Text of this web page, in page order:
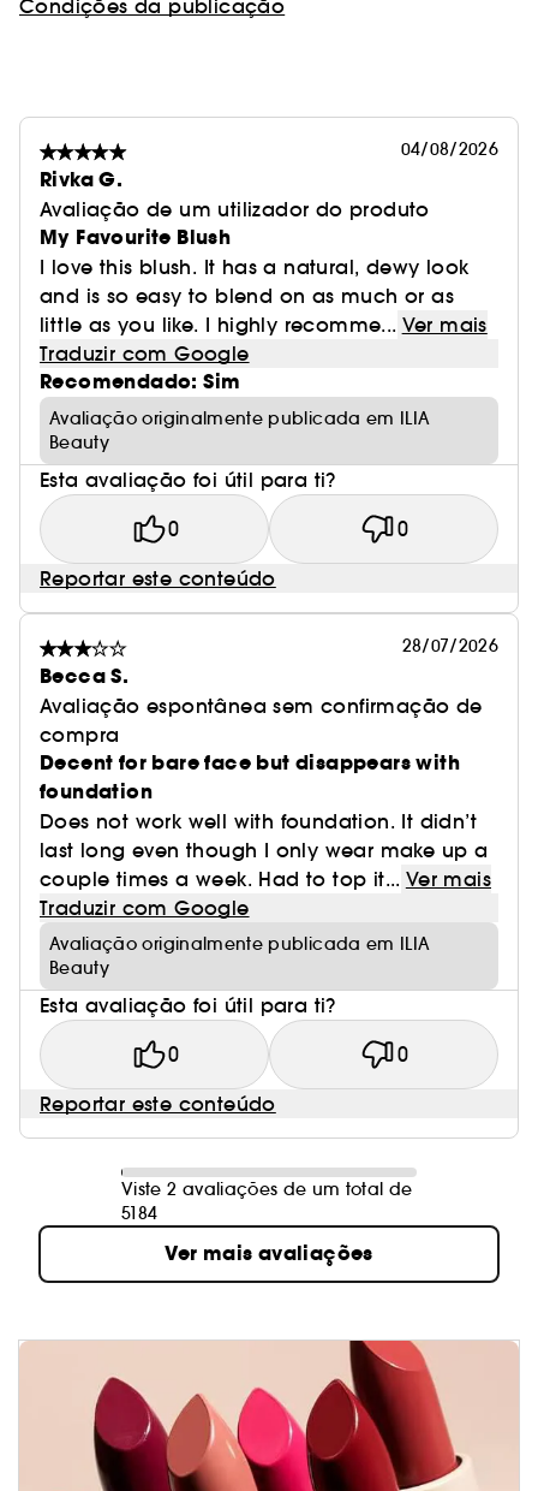
Condições da publicação
04/08/2026
Rivka G.
Avaliação de um utilizador do produto
My Favourite Blush
I love this blush. It has a natural, dewy look
and is so easy to blend on as much or as
little as you like. I highly recomme... Ver mais
Traduzir com Google
Recomendado: Sim
Avaliação originalmente publicada em ILIA
Beauty
Esta avaliação foi útil para ti?
0 0
Reportar este conteúdo
28/07/2026
Becca S.
Avaliação espontânea sem confirmação de
compra
Decent for bare face but disappears with
foundation
Does not work well with foundation. It didn’t
last long even though I only wear make up a
couple times a week. Had to top it... Ver mais
Traduzir com Google
Avaliação originalmente publicada em ILIA
Beauty
Esta avaliação foi útil para ti?
0 0
Reportar este conteúdo
Viste 2 avaliações de um total de
5184
Ver mais avaliações